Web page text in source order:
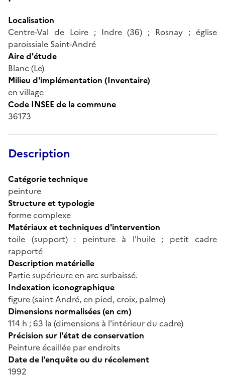
Localisation
Centre-Val de Loire ; Indre (36) ; Rosnay ; église
paroissiale Saint-André
Aire d'étude
Blanc (Le)
Milieu d'implémentation (Inventaire)
en village
Code INSEE de la commune
36173
Description
Catégorie technique
peinture
Structure et typologie
forme complexe
Matériaux et techniques d'intervention
toile (support) : peinture à l'huile ; petit cadre
rapporté
Description matérielle
Partie supérieure en arc surbaissé.
Indexation iconographique
figure (saint André, en pied, croix, palme)
Dimensions normalisées (en cm)
114 h ; 63 la (dimensions à l'intérieur du cadre)
Précision sur l'état de conservation
Peinture écaillée par endroits
Date de l'enquête ou du récolement
1992